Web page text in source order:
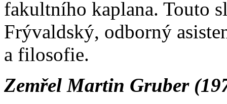
fakultního kaplana. Touto
Frývaldský, odborný
a filosofie.
Zemřel Martin Gruber